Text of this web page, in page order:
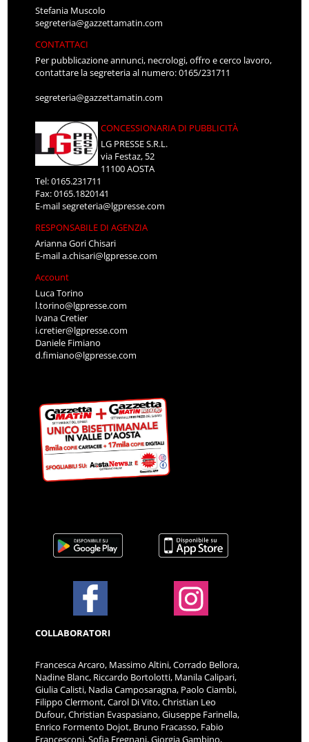
Stefania Muscolo
segreteria@gazzettamatin.com
CONTATTACI
Per pubblicazione annunci, necrologi, offro e cerco lavoro,
contattare la segreteria al numero: 0165/231711
segreteria@gazzettamatin.com
CONCESSIONARIA DI PUBBLICITÀ
LG PRESSE S.R.L.
via Festaz, 52
11100 AOSTA
Tel: 0165.231711
Fax: 0165.1820141
E-mailsegreteria@lgpresse.com
RESPONSABILE DI AGENZIA
Arianna Gori Chisari
E-maila.chisari@lgpresse.com
Account
Luca Torino
l.torino@lgpresse.com
Ivana Cretier
i.cretier@lgpresse.com
Daniele Fimiano
d.fimiano@lgpresse.com
COLLABORATORI
Francesca Arcaro, Massimo Altini, Corrado Bellora,
Nadine Blanc, Riccardo Bortolotti, Manila Calipari,
Giulia Calisti, Nadia Camposaragna, Paolo Ciambi,
Filippo Clermont, Carol Di Vito, Christian Leo
Dufour, Christian Evaspasiano, Giuseppe Farinella,
Enrico Formento Dojot, Bruno Fracasso, Fabio